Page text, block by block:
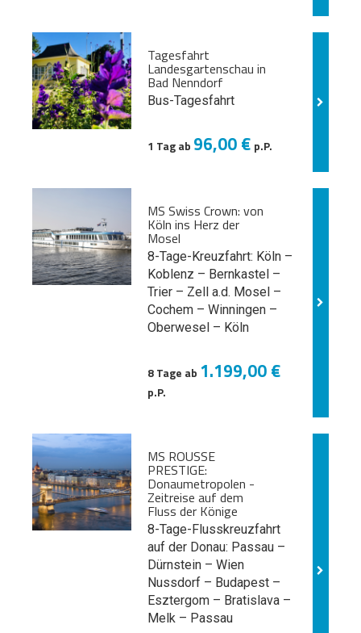
Tagesfahrt
Landesgartenschau in
Bad Nenndorf
Bus-Tagesfahrt
1 Tag ab 96,00 € p.P.
MS Swiss Crown: von
Köln ins Herz der
Mosel
8-Tage-Kreuzfahrt: Köln –
Koblenz – Bernkastel –
Trier – Zell a.d. Mosel –
Cochem – Winningen –
Oberwesel – Köln
8 Tage ab 1.199,00 €
p.P.
MS ROUSSE
PRESTIGE:
Donaumetropolen -
Zeitreise auf dem
Fluss der Könige
8-Tage-Flusskreuzfahrt
auf der Donau: Passau –
Dürnstein – Wien
Nussdorf – Budapest –
Esztergom – Bratislava –
Melk – Passau